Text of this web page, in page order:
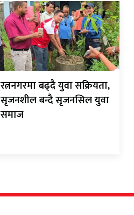
रत्ननगरमा बढ्दै युवा सक्रियता,
सृजनशील बन्दै सृजनसिल युवा
समाज